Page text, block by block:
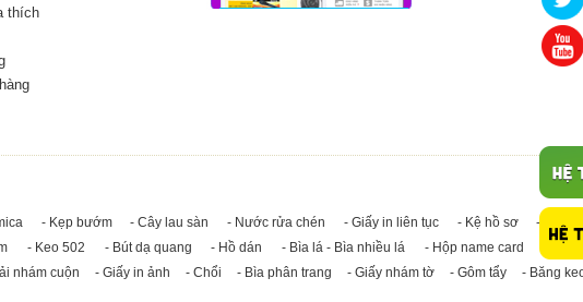
thích
- Kẹp bướm - Cây lau sàn - Nước rửa chén - Giấy in liên tục - Kệ hồ sơ - Giấy
- Keo 502 - Bút dạ quang - Hồ dán - Bìa lá - Bìa nhiều lá - Hộp name card - Giấy
nhám cuộn - Giấy in ảnh - Chổi - Bìa phân trang - Giấy nhám tờ - Gôm tẩy - Băng